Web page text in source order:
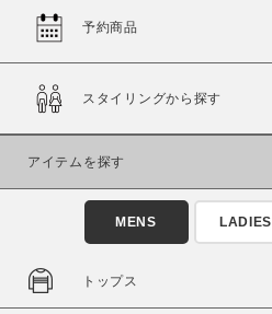
通常商品
予約商品
スタイリングから探す
アイテムを探す
MENS LADIES
トップス